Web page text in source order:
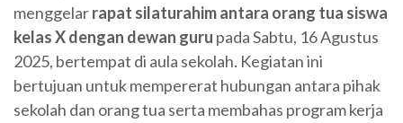
menggelarrapat silaturahim antara orang tua siswa
kelas X dengan dewan guru pada Sabtu, 16 Agustus
2025, bertempat di aula sekolah. Kegiatan ini
bertujuan untuk mempererat hubungan antara pihak
sekolah dan orang tua serta membahas program kerja